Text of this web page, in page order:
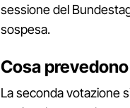
sessione del
sospesa.
Cosa
La seconda votazione